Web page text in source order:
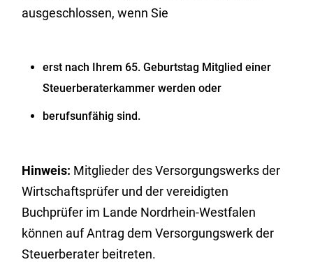
ausgeschlossen, wenn Sie
erst nach Ihrem 65. Geburtstag Mitglied einer
Steuerberaterkammer werden oder
berufsunfähig sind.
Hinweis: Mitglieder des Versorgungswerks der
Wirtschaftsprüfer und der vereidigten
Buchprüfer im Lande Nordrhein-Westfalen
können auf Antrag dem Versorgungswerk der
Steuerberater beitreten.